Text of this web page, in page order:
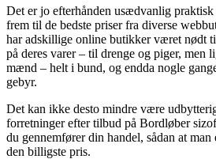
Det er jo efterhånden usædvanlig
frem til de bedste priser fra diverse
har adskillige online butikker været nødt
på deres varer – til drenge og piger, men
mænd – helt i bund, og endda nogle
gebyr.
Det kan ikke desto mindre være
forretninger efter tilbud på Bordløber
du gennemfører din handel, sådan at man
den billigste pris.